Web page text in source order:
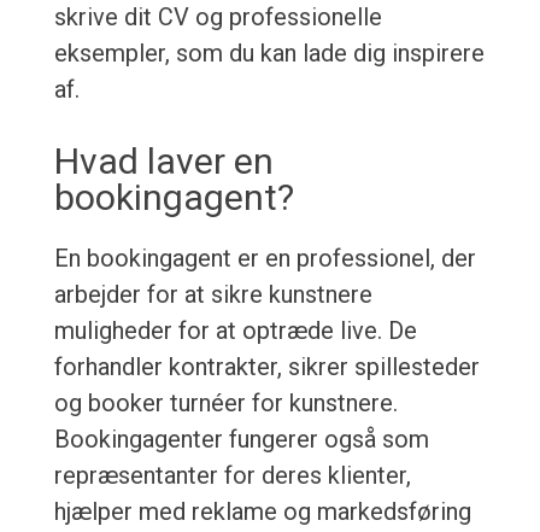
skrive dit CV og professionelle
eksempler, som du kan lade dig inspirere
af.
Hvad laver en
bookingagent?
En bookingagent er en professionel, der
arbejder for at sikre kunstnere
muligheder for at optræde live. De
forhandler kontrakter, sikrer spillesteder
og booker turnéer for kunstnere.
Bookingagenter fungerer også som
repræsentanter for deres klienter,
hjælper med reklame og markedsføring